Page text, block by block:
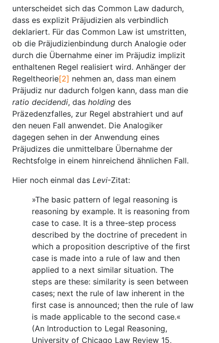
unterscheidet sich das Common Law dadurch,
dass es explizit Präjudizien als verbindlich
deklariert. Für das Common Law ist umstritten,
ob die Präjudizienbindung durch Analogie oder
durch die Übernahme einer im Präjudiz implizit
enthaltenen Regel realisiert wird. Anhänger der
Regeltheorie[2] nehmen an, dass man einem
Präjudiz nur dadurch folgen kann, dass man die
ratio decidendi, das holding des
Präzedenzfalles, zur Regel abstrahiert und auf
den neuen Fall anwendet. Die Analogiker
dagegen sehen in der Anwendung eines
Präjudizes die unmittelbare Übernahme der
Rechtsfolge in einem hinreichend ähnlichen Fall.
Hier noch einmal das Levi-Zitat:
»The basic pattern of legal reasoning is
reasoning by example. It is reasoning from
case to case. It is a three-step process
described by the doctrine of precedent in
which a proposition descriptive of the first
case is made into a rule of law and then
applied to a next similar situation. The
steps are these: similarity is seen between
cases; next the rule of law inherent in the
first case is announced; then the rule of law
is made applicable to the second case.«
(An Introduction to Legal Reasoning,
University of Chicago Law Review 15,